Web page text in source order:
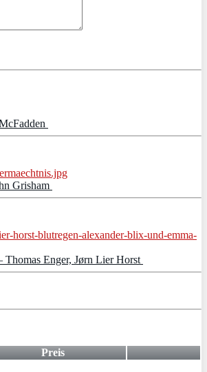
Grisham
Thomas Enger, Jørn Lier Horst
Preis